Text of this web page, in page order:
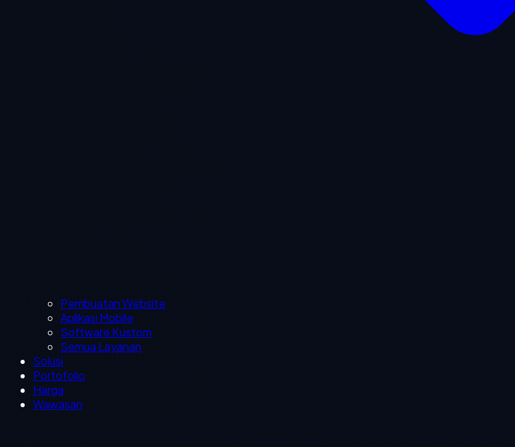
Pembuatan Website
Aplikasi Mobile
Software Kustom
Semua Layanan
Solusi
Portofolio
Harga
Wawasan